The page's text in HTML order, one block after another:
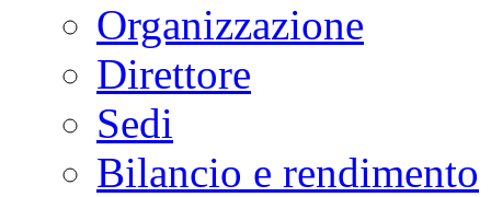
Organizzazione
Direttore
Sedi
Bilancio e rendimento